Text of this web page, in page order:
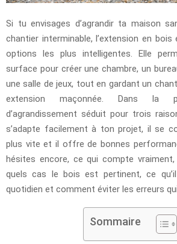
Si tu envisages d’agrandir ta maison
chantier interminable, l’extension en bois
options les plus intelligentes. Elle
surface pour créer une chambre, un
une salle de jeux, tout en gardant un
extension maçonnée. Dans la
d’agrandissement séduit pour trois
s’adapte facilement à ton projet, il se
plus vite et il offre de bonnes
hésites encore, ce qui compte
quels cas le bois est pertinent, ce
quotidien et comment éviter les erreurs
Sommaire